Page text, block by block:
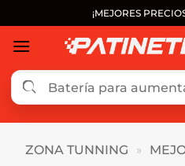
al
contenido
¡MEJORES
ZONA TUNNING »